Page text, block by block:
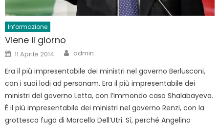
Informazione
Viene il giorno
Posted
on
11 Aprile 2014 Author
admin
Era il più impresentabile dei ministri nel governo Berlusconi,
con i suoi lodi ad personam. Era il più impresentabile dei
ministri del governo Letta, con l’immondo caso Shalabayeva.
È il più impresentabile dei ministri nel governo Renzi, con la
grottesca fuga di Marcello Dell’Utri. Sì, perché Angelino